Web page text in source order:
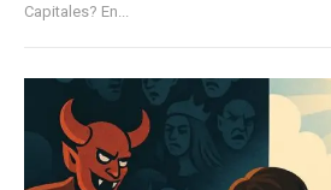
Capitales? En...